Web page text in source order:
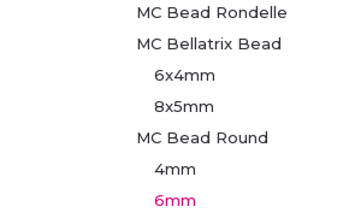
MC Bead Rondelle
MC Bellatrix Bead
6x4mm
8x5mm
MC Bead Round
4mm
6mm